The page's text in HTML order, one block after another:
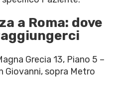
a Roma: dove
Grecia 13, Piano 5 –
Giovanni, sopra Metro